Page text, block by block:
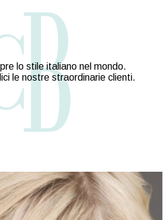
lo stile italiano nel mondo.
le nostre straordinarie clienti.